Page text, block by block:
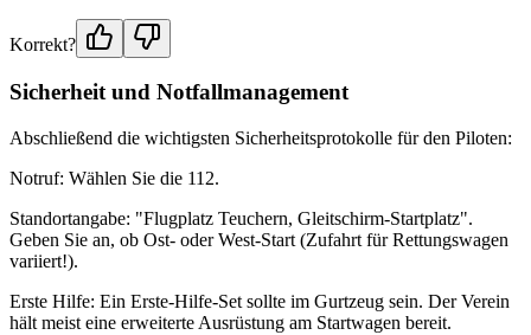
Korrekt?
Sicherheit und Notfallmanagement
Abschließend die wichtigsten Sicherheitsprotokolle für den Piloten:
Notruf: Wählen Sie die 112.
Standortangabe: "Flugplatz Teuchern, Gleitschirm-Startplatz".
Geben Sie an, ob Ost- oder West-Start (Zufahrt für Rettungswagen
variiert!).
Erste Hilfe: Ein Erste-Hilfe-Set sollte im Gurtzeug sein. Der Verein
hält meist eine erweiterte Ausrüstung am Startwagen bereit.